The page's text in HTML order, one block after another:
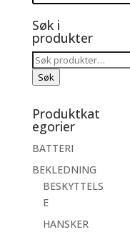
Søk i
produkter
Søk
etter:
Søk
Produktkat
egorier
BATTERI
BEKLEDNING
BESKYTTELS
E
HANSKER